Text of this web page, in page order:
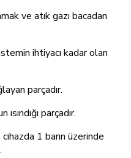
ve atık gazı bacadan
ihtiyacı kadar olan
parçadır.
parçadır.
1 barın üzerinde